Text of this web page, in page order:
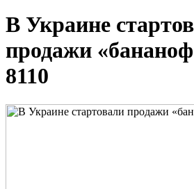
В Украине
продажи
8110